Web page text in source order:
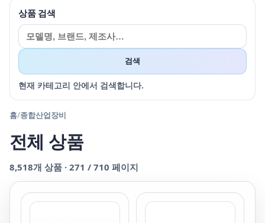
상품 검색
검색
현재 카테고리 안에서 검색합니다.
홈/종합산업장비
전체 상품
8,518개 상품 · 271 / 710 페이지